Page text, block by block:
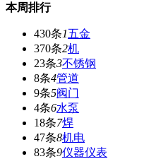
本周排行
430条1五金
370条2机
23条3不锈钢
8条4管道
9条5阀门
4条6水泵
18条7焊
47条8机电
83条9仪器仪表